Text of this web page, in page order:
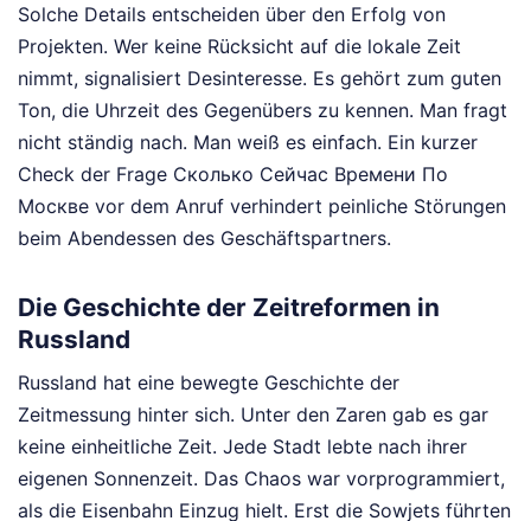
Solche Details entscheiden über den Erfolg von
Projekten. Wer keine Rücksicht auf die lokale Zeit
nimmt, signalisiert Desinteresse. Es gehört zum guten
Ton, die Uhrzeit des Gegenübers zu kennen. Man fragt
nicht ständig nach. Man weiß es einfach. Ein kurzer
Check der Frage Сколько Сейчас Времени По
Москве vor dem Anruf verhindert peinliche Störungen
beim Abendessen des Geschäftspartners.
Die Geschichte der Zeitreformen in
Russland
Russland hat eine bewegte Geschichte der
Zeitmessung hinter sich. Unter den Zaren gab es gar
keine einheitliche Zeit. Jede Stadt lebte nach ihrer
eigenen Sonnenzeit. Das Chaos war vorprogrammiert,
als die Eisenbahn Einzug hielt. Erst die Sowjets führten